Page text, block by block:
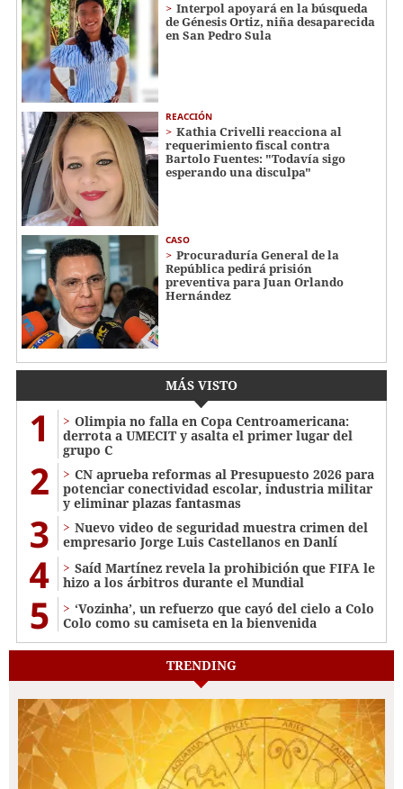
Interpol apoyará en la búsqueda
de Génesis Ortiz, niña desaparecida
en San Pedro Sula
REACCIÓN
Kathia Crivelli reacciona al
requerimiento fiscal contra
Bartolo Fuentes: "Todavía sigo
esperando una disculpa"
CASO
Procuraduría General de la
República pedirá prisión
preventiva para Juan Orlando
Hernández
MÁS VISTO
1
Olimpia no falla en Copa Centroamericana:
derrota a UMECIT y asalta el primer lugar del
grupo C
2
CN aprueba reformas al Presupuesto 2026 para
potenciar conectividad escolar, industria militar
y eliminar plazas fantasmas
3
Nuevo video de seguridad muestra crimen del
empresario Jorge Luis Castellanos en Danlí
4
Saíd Martínez revela la prohibición que FIFA le
hizo a los árbitros durante el Mundial
5
‘Vozinha’, un refuerzo que cayó del cielo a Colo
Colo como su camiseta en la bienvenida
TRENDING